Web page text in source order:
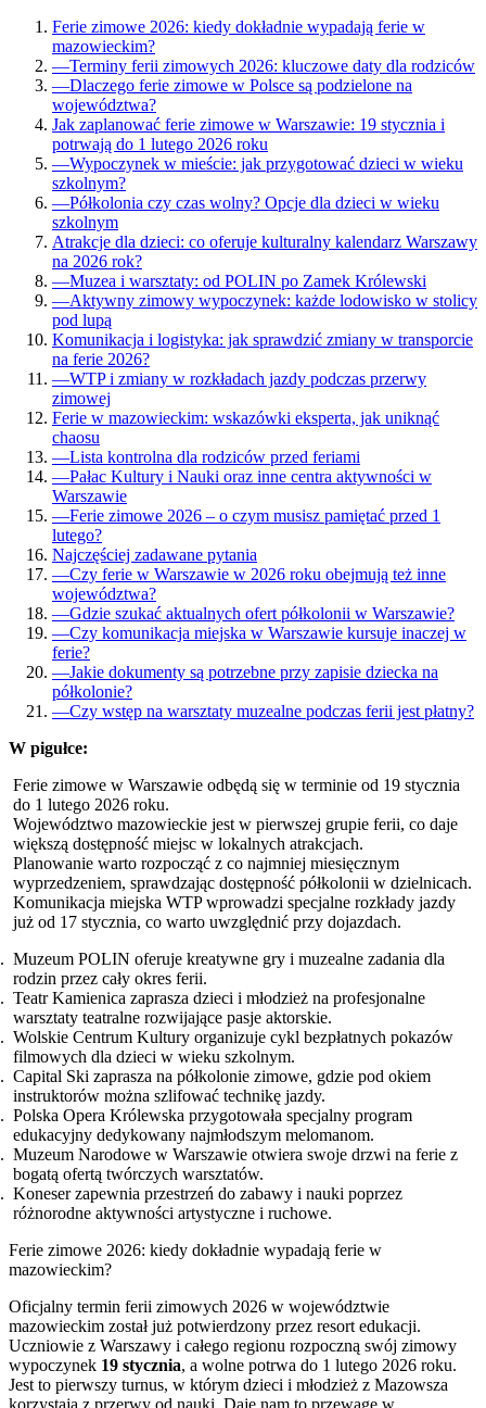
Ferie zimowe 2026: kiedy dokładnie wypadają ferie w
mazowieckim?
—Terminy ferii zimowych 2026: kluczowe daty dla rodziców
—Dlaczego ferie zimowe w Polsce są podzielone na
województwa?
Jak zaplanować ferie zimowe w Warszawie: 19 stycznia i
potrwają do 1 lutego 2026 roku
—Wypoczynek w mieście: jak przygotować dzieci w wieku
szkolnym?
—Półkolonia czy czas wolny? Opcje dla dzieci w wieku
szkolnym
Atrakcje dla dzieci: co oferuje kulturalny kalendarz Warszawy
na 2026 rok?
—Muzea i warsztaty: od POLIN po Zamek Królewski
—Aktywny zimowy wypoczynek: każde lodowisko w stolicy
pod lupą
Komunikacja i logistyka: jak sprawdzić zmiany w transporcie
na ferie 2026?
—WTP i zmiany w rozkładach jazdy podczas przerwy
zimowej
Ferie w mazowieckim: wskazówki eksperta, jak uniknąć
chaosu
—Lista kontrolna dla rodziców przed feriami
—Pałac Kultury i Nauki oraz inne centra aktywności w
Warszawie
—Ferie zimowe 2026 – o czym musisz pamiętać przed 1
lutego?
Najczęściej zadawane pytania
—Czy ferie w Warszawie w 2026 roku obejmują też inne
województwa?
—Gdzie szukać aktualnych ofert półkolonii w Warszawie?
—Czy komunikacja miejska w Warszawie kursuje inaczej w
ferie?
—Jakie dokumenty są potrzebne przy zapisie dziecka na
półkolonie?
—Czy wstęp na warsztaty muzealne podczas ferii jest płatny?
W pigułce:
Ferie zimowe w Warszawie odbędą się w terminie od 19 stycznia
do 1 lutego 2026 roku.
Województwo mazowieckie jest w pierwszej grupie ferii, co daje
większą dostępność miejsc w lokalnych atrakcjach.
Planowanie warto rozpocząć z co najmniej miesięcznym
wyprzedzeniem, sprawdzając dostępność półkolonii w dzielnicach.
Komunikacja miejska WTP wprowadzi specjalne rozkłady jazdy
już od 17 stycznia, co warto uwzględnić przy dojazdach.
Muzeum POLIN oferuje kreatywne gry i muzealne zadania dla
rodzin przez cały okres ferii.
Teatr Kamienica zaprasza dzieci i młodzież na profesjonalne
warsztaty teatralne rozwijające pasje aktorskie.
Wolskie Centrum Kultury organizuje cykl bezpłatnych pokazów
filmowych dla dzieci w wieku szkolnym.
Capital Ski zaprasza na półkolonie zimowe, gdzie pod okiem
instruktorów można szlifować technikę jazdy.
Polska Opera Królewska przygotowała specjalny program
edukacyjny dedykowany najmłodszym melomanom.
Muzeum Narodowe w Warszawie otwiera swoje drzwi na ferie z
bogatą ofertą twórczych warsztatów.
Koneser zapewnia przestrzeń do zabawy i nauki poprzez
różnorodne aktywności artystyczne i ruchowe.
Ferie zimowe 2026: kiedy dokładnie wypadają ferie w
mazowieckim?
Oficjalny termin ferii zimowych 2026 w województwie
mazowieckim został już potwierdzony przez resort edukacji.
Uczniowie z Warszawy i całego regionu rozpoczną swój zimowy
wypoczynek 19 stycznia, a wolne potrwa do 1 lutego 2026 roku.
Jest to pierwszy turnus, w którym dzieci i młodzież z Mazowsza
korzystają z przerwy od nauki. Daje nam to przewagę w